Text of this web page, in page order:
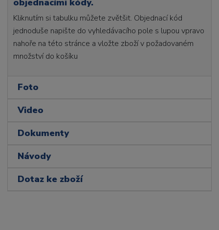
objednacími kódy.
Kliknutím si tabulku můžete zvětšit. Objednací kód
jednoduše napište do vyhledávacího pole s lupou vpravo
nahoře na této stránce a vložte zboží v požadovaném
množství do košíku
Foto
Video
Dokumenty
Návody
Dotaz ke zboží